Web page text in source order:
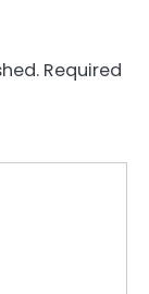
Required